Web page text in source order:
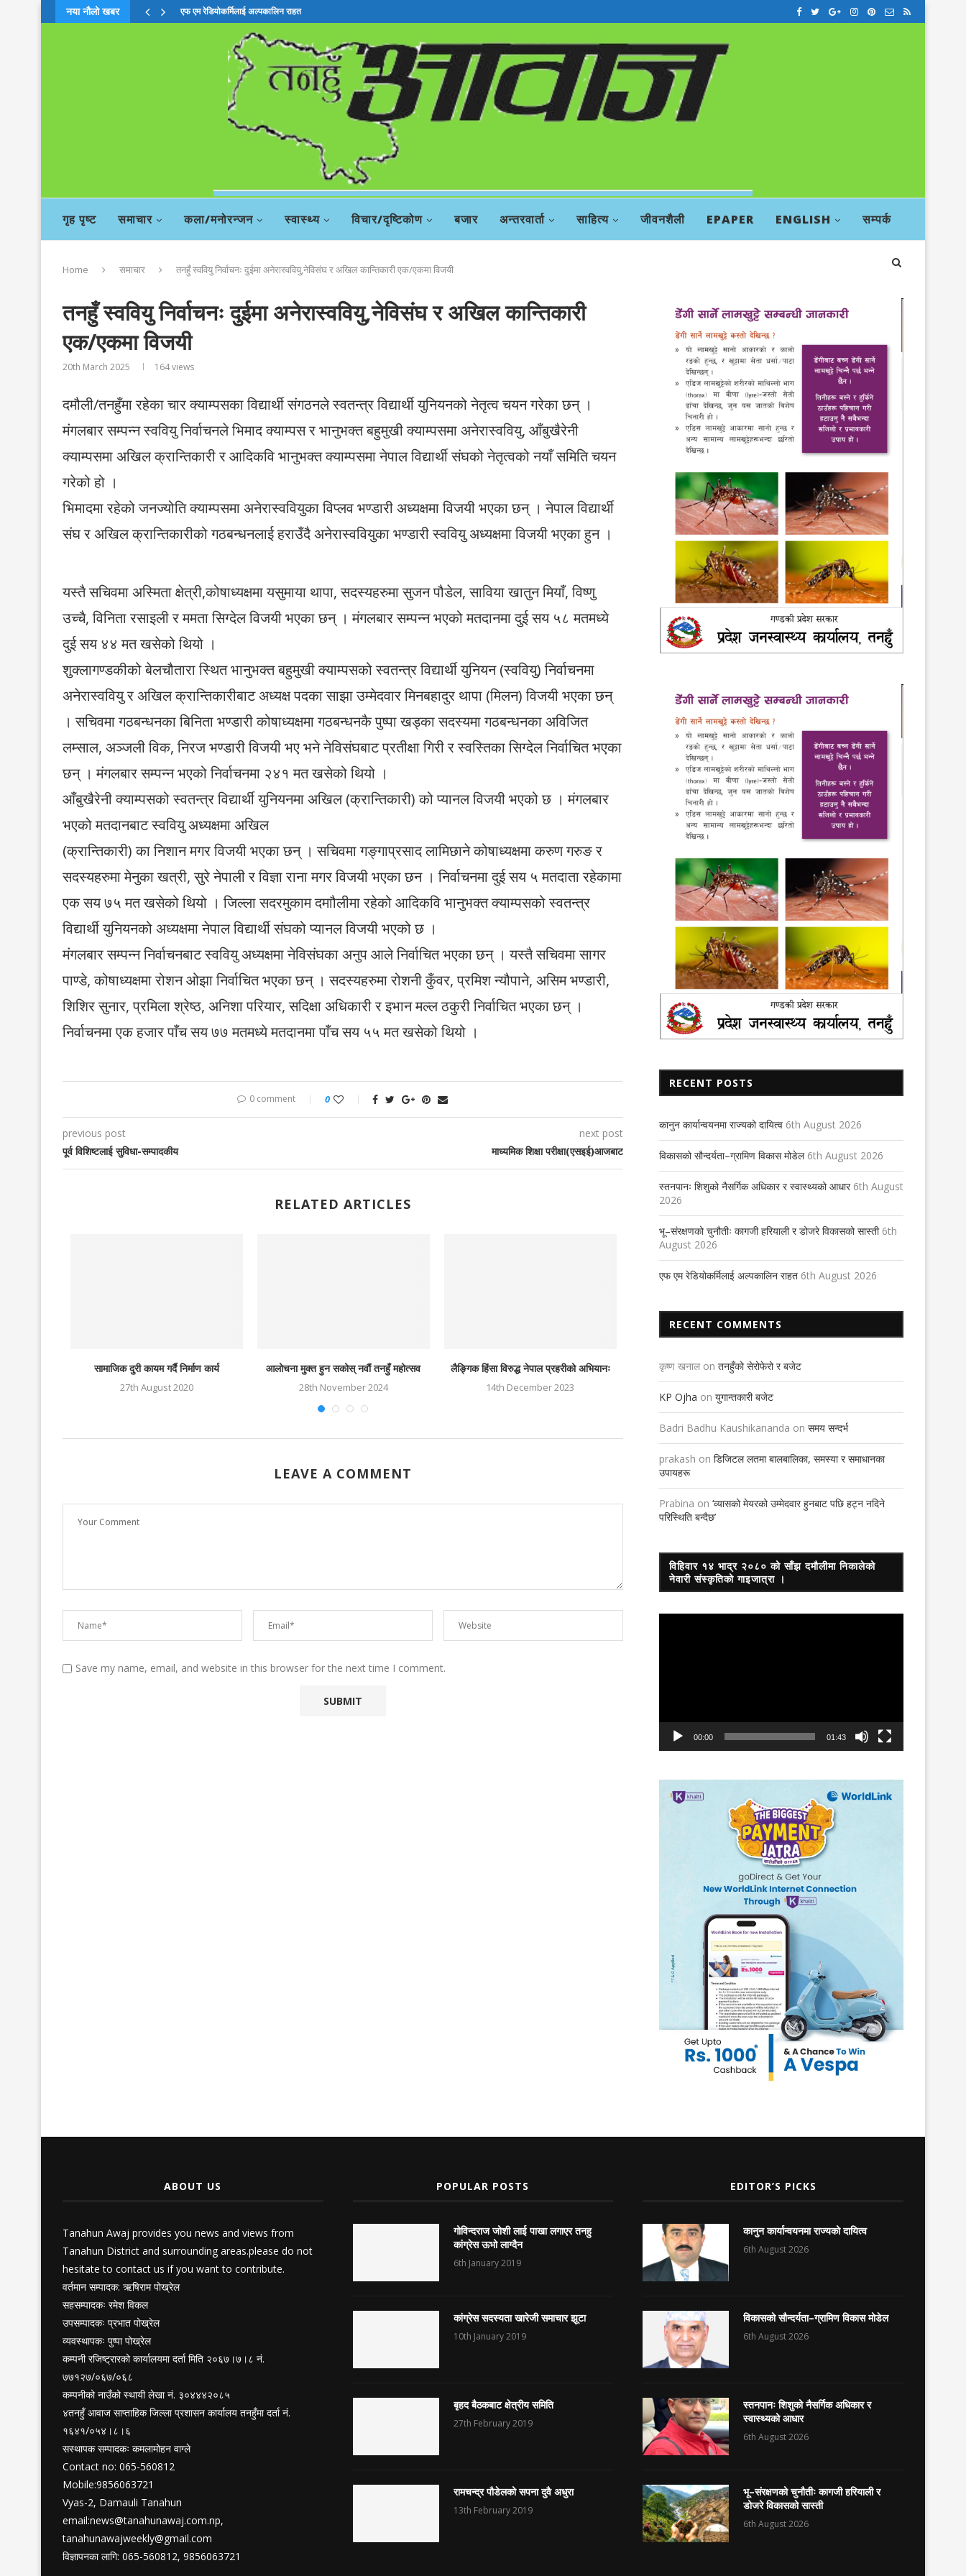
नया नौलो खबर एफ एम रेडियोकर्मिलाई अल्पकालिन राहत
गृह पृष्ट समाचार कला/मनोरन्जन स्वास्थ्य विचार/दृष्टिकोण बजार अन्तरवार्ता साहित्य जीवनशैली EPAPER ENGLISH सम्पर्क
Home समाचार तनहुँ स्ववियु निर्वाचनः दुईमा अनेरास्ववियु,नेविसंघ र अखिल कान्तिकारी एक/एकमा विजयी
तनहुँ स्ववियु निर्वाचनः दुईमा अनेरास्ववियु,नेविसंघ र अखिल कान्तिकारी
एक/एकमा विजयी
20th March 2025 164views
दमौली/तनहुँमा रहेका चार क्याम्पसका विद्यार्थी संगठनले स्वतन्त्र विद्यार्थी युनियनको नेतृत्व चयन गरेका छन् ।
मंगलबार सम्पन्न स्ववियु निर्वाचनले भिमाद क्याम्पस र भानुभक्त बहुमुखी क्याम्पसमा अनेरास्ववियु, आँबुखैरेनी
क्याम्पसमा अखिल क्रान्तिकारी र आदिकवि भानुभक्त क्याम्पसमा नेपाल विद्यार्थी संघको नेतृत्वको नयाँ समिति चयन
गरेको हो ।
भिमादमा रहेको जनज्योति क्याम्पसमा अनेरास्ववियुका विप्लव भण्डारी अध्यक्षमा विजयी भएका छन् । नेपाल विद्यार्थी
संघ र अखिल क्रान्तिकारीको गठबन्धनलाई हराउँदै अनेरास्ववियुका भण्डारी स्ववियु अध्यक्षमा विजयी भएका हुन ।
यस्तै सचिवमा अस्मिता क्षेत्री,कोषाध्यक्षमा यसुमाया थापा, सदस्यहरुमा सुजन पौडेल, साविया खातुन मियाँ, विष्णु
उच्चै, विनिता रसाइली र ममता सिग्देल विजयी भएका छन् । मंगलबार सम्पन्न भएको मतदानमा दुई सय ५८ मतमध्ये
दुई सय ४४ मत खसेको थियो ।
शुक्लागण्डकीको बेलचौतारा स्थित भानुभक्त बहुमुखी क्याम्पसको स्वतन्त्र विद्यार्थी युनियन (स्ववियु) निर्वाचनमा
अनेरास्ववियु र अखिल क्रान्तिकारीबाट अध्यक्ष पदका साझा उम्मेदवार मिनबहादुर थापा (मिलन) विजयी भएका छन्
। सचिवमा गठबन्धनका बिनिता भण्डारी कोषाध्यक्षमा गठबन्धनकै पुष्पा खड्का सदस्यमा गठबन्धनका अविजित
लम्साल, अञ्जली विक, निरज भण्डारी विजयी भए भने नेविसंघबाट प्रतीक्षा गिरी र स्वस्तिका सिग्देल निर्वाचित भएका
छन् । मंगलबार सम्पन्न भएको निर्वाचनमा २४१ मत खसेको थियो ।
आँबुखैरेनी क्याम्पसको स्वतन्त्र विद्यार्थी युनियनमा अखिल (क्रान्तिकारी) को प्यानल विजयी भएको छ । मंगलबार
भएको मतदानबाट स्ववियु अध्यक्षमा अखिल
(क्रान्तिकारी) का निशान मगर विजयी भएका छन् । सचिवमा गङ्गाप्रसाद लामिछाने कोषाध्यक्षमा करुण गरुङ र
सदस्यहरुमा मेनुका खत्री, सुरे नेपाली र विज्ञा राना मगर विजयी भएका छन । निर्वाचनमा दुई सय ५ मतदाता रहेकामा
एक सय ७५ मत खसेको थियो । जिल्ला सदरमुकाम दमाौलीमा रहेको आदिकवि भानुभक्त क्याम्पसको स्वतन्त्र
विद्यार्थी युनियनको अध्यक्षमा नेपाल विद्यार्थी संघको प्यानल विजयी भएको छ ।
मंगलबार सम्पन्न निर्वाचनबाट स्ववियु अध्यक्षमा नेविसंघका अनुप आले निर्वाचित भएका छन् । यस्तै सचिवमा सागर
पाण्डे, कोषाध्यक्षमा रोशन ओझा निर्वाचित भएका छन् । सदस्यहरुमा रोशनी कुँवर, प्रमिश न्यौपाने, असिम भण्डारी,
शिशिर सुनार, प्रमिला श्रेष्ठ, अनिशा परियार, सदिक्षा अधिकारी र इभान मल्ल ठकुरी निर्वाचित भएका छन् ।
निर्वाचनमा एक हजार पाँच सय ७७ मतमध्ये मतदानमा पाँच सय ५५ मत खसेको थियो ।
0 comment 0
previous post
पूर्व विशिष्टलाई सुविधा-सम्पादकीय
next post
माध्यमिक शिक्षा परीक्षा(एसइई)आजबाट
RELATED ARTICLES
सामाजिक दुरी कायम गर्दै निर्माण कार्य
27th August 2020
आलोचना मुक्त हुन सकोस् नवौं तनहुँ महोत्सव
28th November 2024
लैङ्गिक हिंसा विरुद्ध नेपाल प्रहरीको अभियानः
14th December 2023
फेरी उकालो लाग्दै कोरोना संक्रमण
LEAVE A COMMENT
Save my name, email, and website in this browser for the next time I comment.
RECENT POSTS
कानुन कार्यान्वयनमा राज्यको दायित्व 6th August 2026
विकासको सौन्दर्यता–ग्रामिण विकास मोडेल 6th August 2026
स्तनपानः शिशुको नैसर्गिक अधिकार र स्वास्थ्यको आधार 6th August
2026
भू–संरक्षणको चुनौतीः कागजी हरियाली र डोजरे विकासको सास्ती 6th
August 2026
एफ एम रेडियोकर्मिलाई अल्पकालिन राहत 6th August 2026
RECENT COMMENTS
कृष्ण खनाल on तनहुँको सेरोफेरो र बजेट
KP Ojha on युगान्तकारी बजेट
Badri Badhu Kaushikananda on समय सन्दर्भ
prakash on डिजिटल लतमा बालबालिका, समस्या र समाधानका
उपायहरू
Prabina on ‘व्यासको मेयरको उम्मेदवार हुनबाट पछि हट्न नदिने
परिस्थिति बन्दैछ’
विहिवार १४ भाद्र २०८० को साँझ दमौलीमा निकालेको
नेवारी संस्कृतिको गाइजात्रा ।
00:00 01:43
ABOUT US
Tanahun Awaj provides you news and views from
Tanahun District and surrounding areas.please do not
hesitate to contact us if you want to contribute.
वर्तमान सम्पादक: ऋषिराम पोख्रेल
सहसम्पादकः रमेश विकल
उपसम्पादकः प्रभात पोख्रेल
व्यवस्थापकः पुष्पा पोख्रेल
कम्पनी रजिष्ट्रारको कार्यालयमा दर्ता मिति २०६७।७।८ नं.
७७१२७/०६७/०६८
कम्पनीको नाउँको स्थायी लेखा नं. ३०४४४२०८५
४तनहुँ आवाज साप्ताहिक जिल्ला प्रशासन कार्यालय तनहुँमा दर्ता नं.
१६४१/०५४।८।६
सस्थापक सम्पादकः कमलामोहन वाग्ले
Contact no: 065-560812
Mobile:9856063721
Vyas-2, Damauli Tanahun
email:news@tanahunawaj.com.np,
tanahunawajweekly@gmail.com
विज्ञापनका लागि: 065-560812, 9856063721
POPULAR POSTS
गोविन्दराज जोशी लाई पाखा लगाएर तनहु
कांग्रेस ऊभो लाग्दैन
6th January 2019
कांग्रेस सदस्यता खारेजी समाचार झूटा
10th January 2019
बृहद बैठकबाट क्षेत्रीय समिति
27th February 2019
रामचन्द्र पौडेलको सपना दुवै अधुरा
13th February 2019
EDITOR’S PICKS
कानुन कार्यान्वयनमा राज्यको दायित्व
6th August 2026
विकासको सौन्दर्यता–ग्रामिण विकास मोडेल
6th August 2026
स्तनपानः शिशुको नैसर्गिक अधिकार र
स्वास्थ्यको आधार
6th August 2026
भू–संरक्षणको चुनौतीः कागजी हरियाली र
डोजरे विकासको सास्ती
6th August 2026